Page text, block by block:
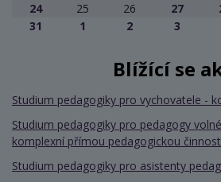
24
25 26 27
31
1 2 3
Blížící se
Studium pedagogiky pro vychovatele -
Studium pedagogiky pro pedagogy
komplexní přímou pedagogickou činnost
Studium pedagogiky pro asistenty